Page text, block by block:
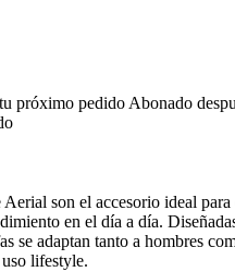
próximo pedido Abonado
son el accesorio ideal para
en el día a día.
se adaptan tanto a hombres
lifestyle.